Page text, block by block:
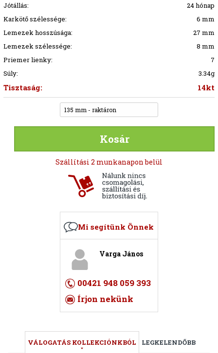
Jótállás:
24 hónap
Karkötő szélessége:
6 mm
Lemezek hosszúsága:
27 mm
Lemezek szélessége:
8 mm
Priemer lienky:
7
Súly:
3.34g
Tisztaság: 14kt
135 mm - raktáron
Kosár
Szállítási 2 munkanapon belül
Mi segítünk Önnek
Varga János
00421 948 059 393
Írjon nekünk
VÁLOGATÁS KOLLEKCIÓNKBÓL LEGKELENDŐBB